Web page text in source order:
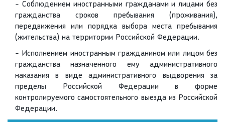
- Соблюдением иностранными гражданами и лицами без
гражданства сроков пребывания (проживания),
передвижения или порядка выбора места пребывания
(жительства) на территории Российской Федерации.
- Исполнением иностранным гражданином или лицом без
гражданства назначенного ему административного
наказания в виде административного выдворения за
пределы Российской Федерации в форме
контролируемого самостоятельного выезда из Российской
Федерации.